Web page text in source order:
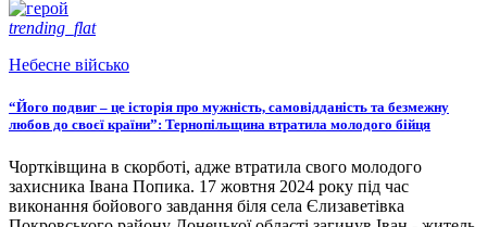
trending_flat
Небесне військо
“Його подвиг – це історія про мужність, самовідданість та безмежну
любов до своєї країни”: Тернопільщина втратила молодого бійця
Чортківщина в скорботі, адже втратила свого молодого
захисника Івана Попика. 17 жовтня 2024 року під час
виконання бойового завдання біля села Єлизаветівка